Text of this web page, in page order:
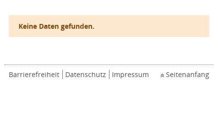
Keine Daten gefunden.
Barrierefreiheit Datenschutz Impressum Seitenanfang